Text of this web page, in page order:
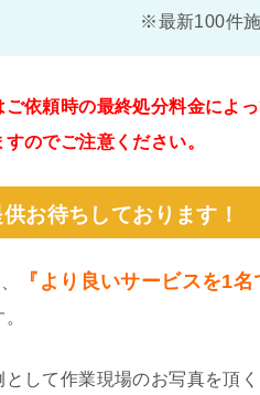
※最新100件
依頼時の最終処分料金によ
のでご注意ください。
お待ちしております！
『より良いサービスを1
して作業現場のお写真を頂